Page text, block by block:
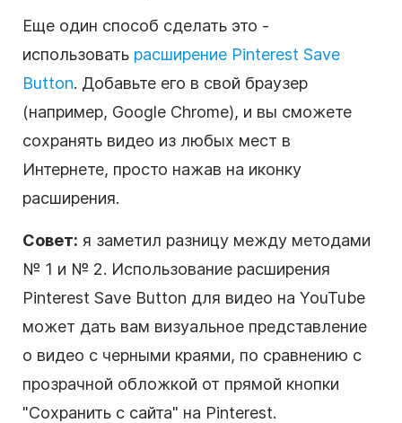
Еще один способ сделать это -
использовать расширение Pinterest Save
Button. Добавьте его в свой браузер
(например, Google Chrome), и вы сможете
сохранять видео из любых мест в
Интернете, просто нажав на иконку
расширения.
Совет: я заметил разницу между методами
№ 1 и № 2. Использование расширения
Pinterest Save Button для видео на YouTube
может дать вам визуальное представление
о видео с черными краями, по сравнению с
прозрачной обложкой от прямой кнопки
"Сохранить с сайта" на Pinterest.